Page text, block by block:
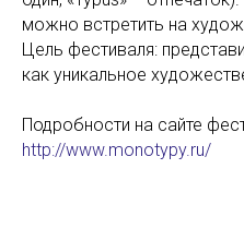
можно встретить на
Цель фестиваля:
как уникальное
Подробности на сайте
http://www.monotypy.ru/